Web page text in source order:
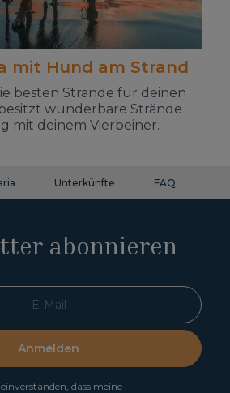
mit Hund am Strand
besten Strände für deinen
wunderbare Strände
mit deinem Vierbeiner.
Unterkünfte FAQ
abonnieren
Anmelden
dass meine